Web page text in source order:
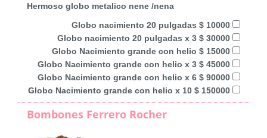
Hermoso globo metalico nene /nena
Globo nacimiento 20 pulgadas $ 10000
Globo nacimiento 20 pulgadas x 3 $ 30000
Globo Nacimiento grande con helio $ 15000
Globo Nacimiento grande con helio x 3 $ 45000
Globo Nacimiento grande con helio x 6 $ 90000
Globo Nacimiento grande con helio x 10 $ 150000
Bombones Ferrero Rocher